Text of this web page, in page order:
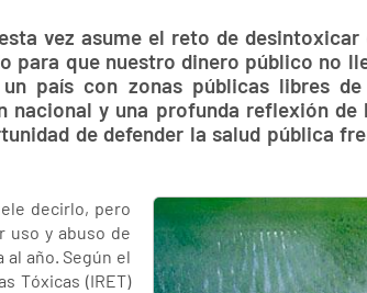
vez asume el reto de desintoxicar
para que nuestro dinero público no
país con zonas públicas libres
nacional y una profunda reflexión
de defender la salud pública
decirlo, pero
uso y abuso de
año. Según el
Tóxicas (IRET)